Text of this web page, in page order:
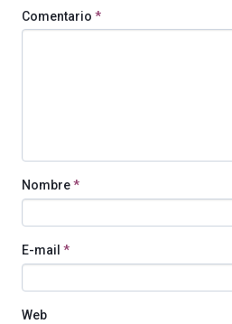
Comentario *
Nombre*
E-mail *
Web